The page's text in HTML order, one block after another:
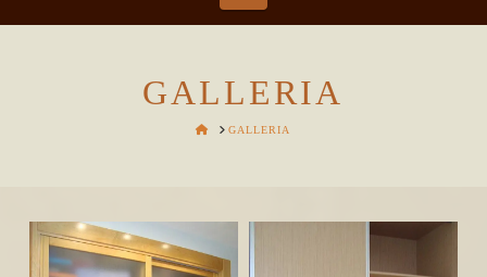
GALLERIA
HOMEGALLERIA